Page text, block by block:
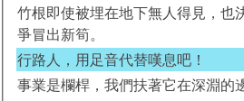
竹根即使被埋在地下無人得見，也
爭冒出新筍。
行路人，用足音代替嘆息吧！
事業是欄桿，我們扶著它在深淵的